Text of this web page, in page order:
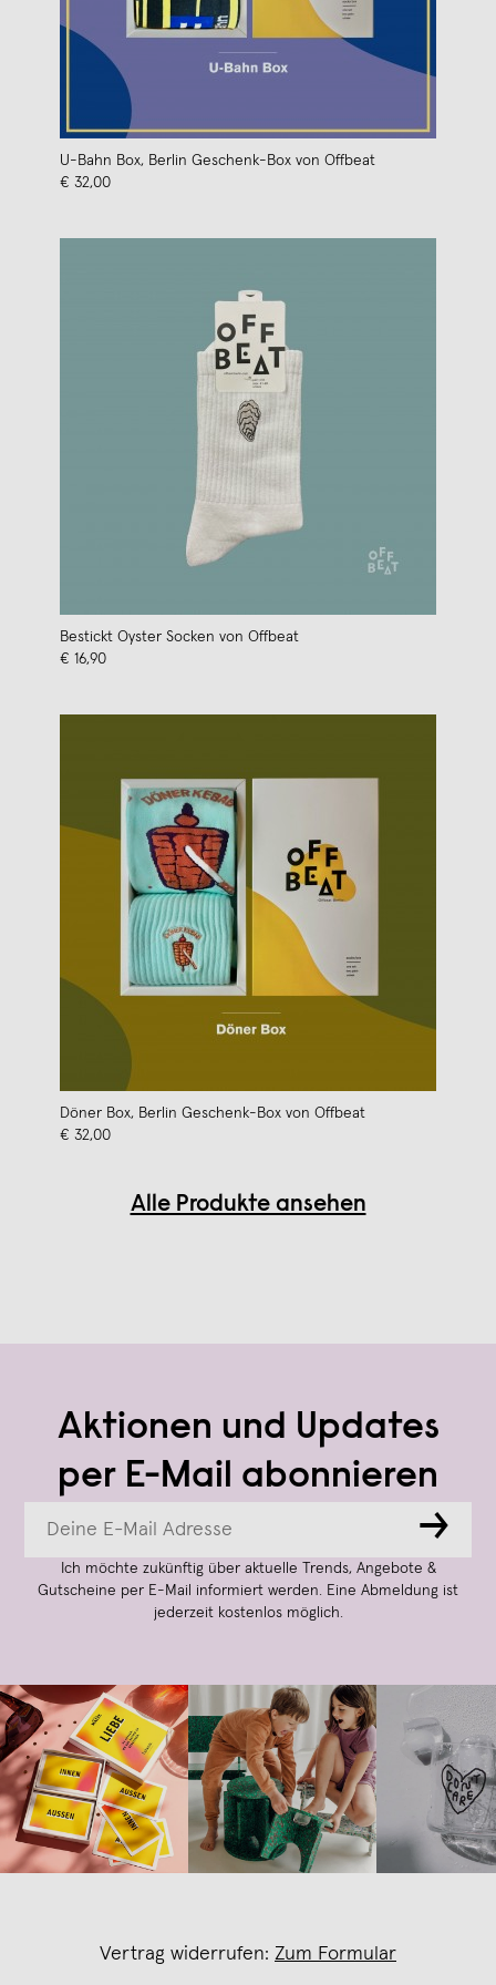
U-Bahn Box, Berlin Geschenk-Box von Offbeat
€ 32,00
Bestickt Oyster Socken von Offbeat
€ 16,90
Döner Box, Berlin Geschenk-Box von Offbeat
€ 32,00
Alle Produkte ansehen
Aktionen und Updates
per E-Mail abonnieren
→
Ich möchte zukünftig über aktuelle Trends, Angebote &
Gutscheine per E-Mail informiert werden. Eine Abmeldung ist
jederzeit kostenlos möglich.
Vertrag widerrufen: Zum Formular